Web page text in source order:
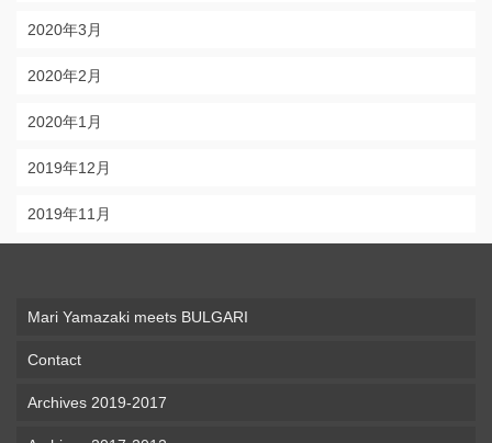
2020年3月
2020年2月
2020年1月
2019年12月
2019年11月
Mari Yamazaki meets BULGARI
Contact
Archives 2019-2017